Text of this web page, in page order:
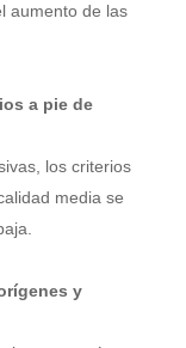
aumento de las
a pie de
los criterios
media se
y